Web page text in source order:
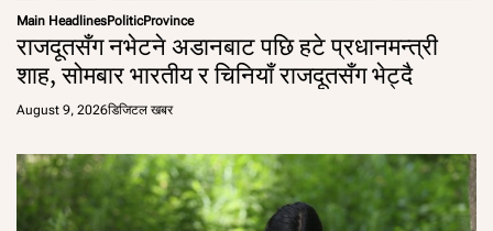
Main HeadlinesPoliticProvince
राजदूतसँग नभेटने अडानबाट पछि हटे प्रधानमन्त्री
शाह, सोमबार भारतीय र चिनियाँ राजदूतसँग भेट्दै
August 9, 2026डिजिटल खबर